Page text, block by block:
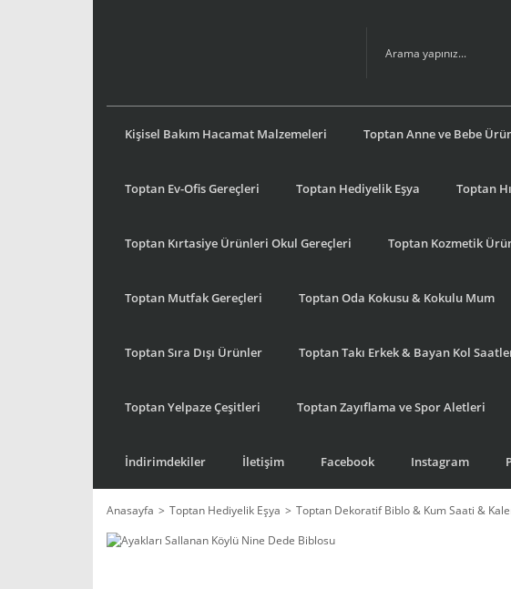
Kişisel Bakım Hacamat Malzemeleri Toptan Anne ve Bebe
Toptan Ev-Ofis Gereçleri Toptan Hediyelik Eşya Toptan
Toptan Kırtasiye Ürünleri Okul Gereçleri Toptan Kozmetik
Toptan Mutfak Gereçleri Toptan Oda Kokusu & Kokulu Mum
Toptan Sıra Dışı Ürünler Toptan Takı Erkek & Bayan Kol
Toptan Yelpaze Çeşitleri Toptan Zayıflama ve Spor Aletleri
İndirimdekiler İletişim Facebook Instagram
Anasayfa Toptan Hediyelik Eşya Toptan Dekoratif Biblo & Kum Saati &